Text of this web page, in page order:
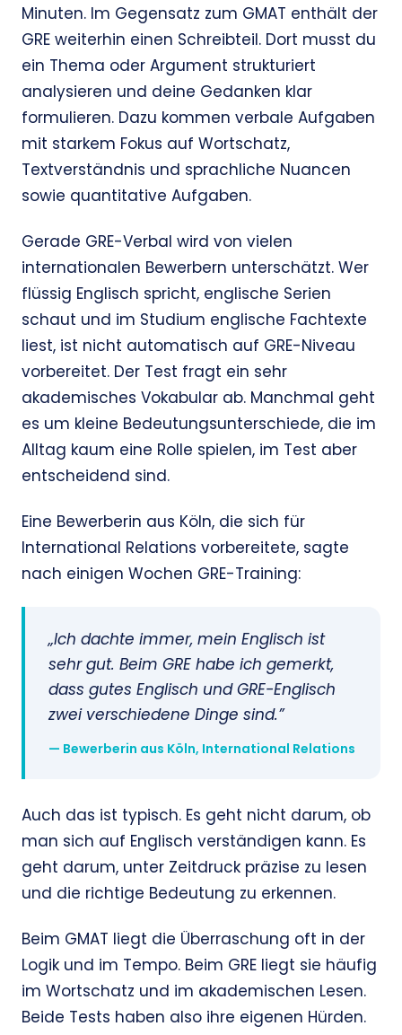
Minuten. Im Gegensatz zum GMAT enthält der
GRE weiterhin einen Schreibteil. Dort musst du
ein Thema oder Argument strukturiert
analysieren und deine Gedanken klar
formulieren. Dazu kommen verbale Aufgaben
mit starkem Fokus auf Wortschatz,
Textverständnis und sprachliche Nuancen
sowie quantitative Aufgaben.
Gerade GRE-Verbal wird von vielen
internationalen Bewerbern unterschätzt. Wer
flüssig Englisch spricht, englische Serien
schaut und im Studium englische Fachtexte
liest, ist nicht automatisch auf GRE-Niveau
vorbereitet. Der Test fragt ein sehr
akademisches Vokabular ab. Manchmal geht
es um kleine Bedeutungsunterschiede, die im
Alltag kaum eine Rolle spielen, im Test aber
entscheidend sind.
Eine Bewerberin aus Köln, die sich für
International Relations vorbereitete, sagte
nach einigen Wochen GRE-Training:
„Ich dachte immer, mein Englisch ist
sehr gut. Beim GRE habe ich gemerkt,
dass gutes Englisch und GRE-Englisch
zwei verschiedene Dinge sind.”
— Bewerberin aus Köln, International Relations
Auch das ist typisch. Es geht nicht darum, ob
man sich auf Englisch verständigen kann. Es
geht darum, unter Zeitdruck präzise zu lesen
und die richtige Bedeutung zu erkennen.
Beim GMAT liegt die Überraschung oft in der
Logik und im Tempo. Beim GRE liegt sie häufig
im Wortschatz und im akademischen Lesen.
Beide Tests haben also ihre eigenen Hürden.